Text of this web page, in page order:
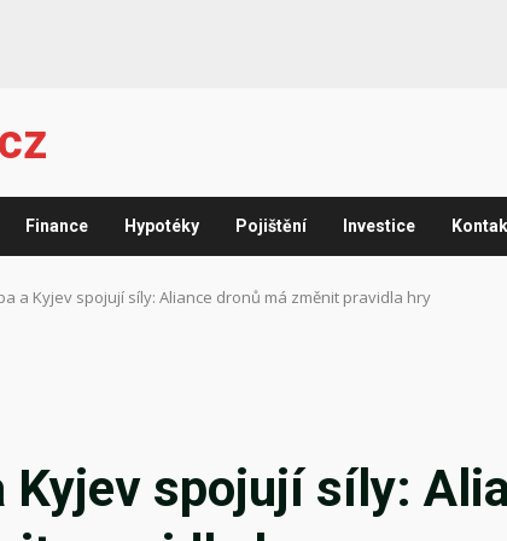
Finance Hypotéky Pojištění Investice
a Kyjev spojují síly: Aliance dronů má změnit pravidla hry
Kyjev spojují síly: